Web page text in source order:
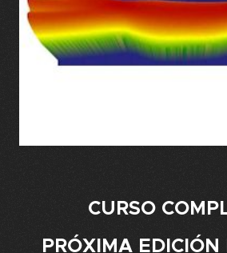
CURSO
PRÓXIMA EDICIÓN